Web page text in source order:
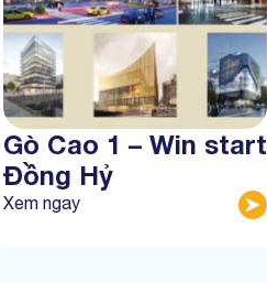
Gò Cao 1 – Win start
Đồng Hỷ
Xem ngay